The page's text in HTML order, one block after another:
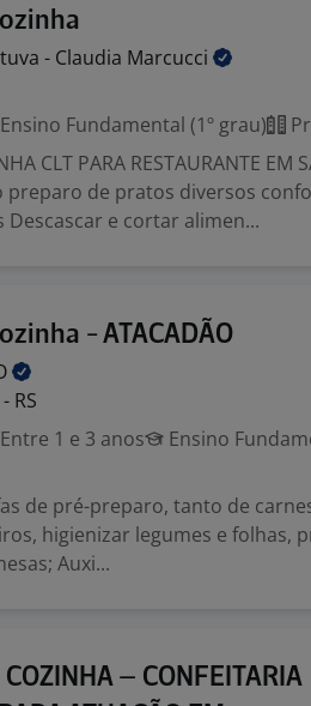
- Claudia Marcucci
Ensino Fundamental (1º grau)
CLT PARA RESTAURANTE EM
preparo de pratos diversos
e cortar alimen...
- ATACADÃO
RS
Entre 1 e 3 anos
Ensino
de pré-preparo, tanto de
higienizar legumes e folhas,
Auxi...
– CONFEITARIA